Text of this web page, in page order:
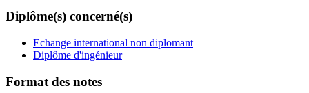
Diplôme(s) concerné(s)
Echange international non diplomant
Diplôme d'ingénieur
Format des notes